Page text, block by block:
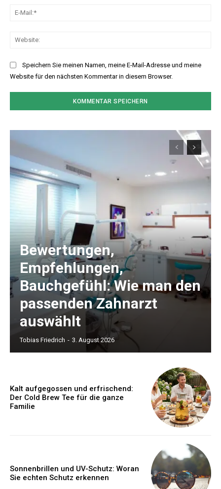
Speichern Sie meinen Namen, meine E-Mail-Adresse und meine
Website für den nächsten Kommentar in diesem Browser.
Bewertungen,
Empfehlungen,
Bauchgefühl: Wie man den
passenden Zahnarzt
auswählt
Tobias Friedrich - 3. August 2026
Kalt aufgegossen und erfrischend:
Der Cold Brew Tee für die ganze
Familie
Sonnenbrillen und UV-Schutz: Woran
Sie echten Schutz erkennen